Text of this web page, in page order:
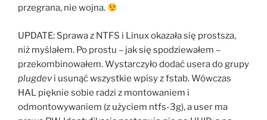
przegrana, nie wojna.
UPDATE: Sprawa z NTFS i Linux okazała się prostsza,
niż myślałem. Po prostu – jak się spodziewałem –
przekombinowałem. Wystarczyło dodać usera do grupy
plugdevi usunąć wszystkie wpisy z fstab. Wówczas
HAL pięknie sobie radzi z montowaniem i
odmontowywaniem (z użyciem ntfs-3g), a user ma